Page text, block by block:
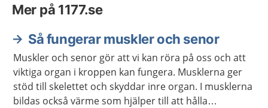
Mer på 1177.se
Så fungerar muskler och senor
Muskler och senor gör att vi kan röra på oss och att
viktiga organ i kroppen kan fungera. Musklerna ger
stöd till skelettet och skyddar inre organ. I musklerna
bildas också värme som hjälper till att hålla